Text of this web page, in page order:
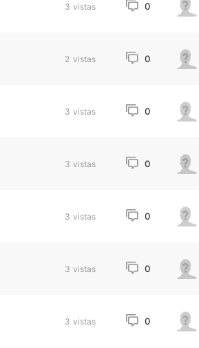
3 vistas 0
2 vistas 0
3 vistas 0
3 vistas 0
3 vistas 0
3 vistas 0
3 vistas 0